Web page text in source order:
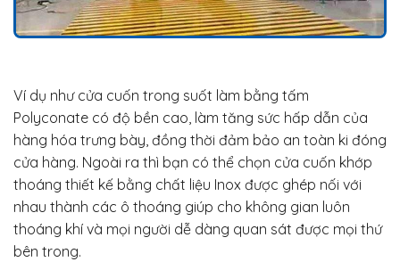
Ví dụ như cửa cuốn trong suốt làm bằng tấm
Polyconate có độ bền cao, làm tăng sức hấp dẫn của
hàng hóa trưng bày, đồng thời đảm bảo an toàn ki đóng
cửa hàng. Ngoài ra thì bạn có thể chọn cửa cuốn khớp
thoáng thiết kế bằng chất liệu Inox được ghép nối với
nhau thành các ô thoáng giúp cho không gian luôn
thoáng khí và mọi người dễ dàng quan sát được mọi thứ
bên trong.